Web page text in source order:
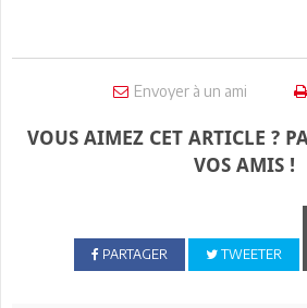
Envoyer à un ami
VOUS AIMEZ CET ARTICLE ?
VOS AMIS !
PARTAGER TWEETER